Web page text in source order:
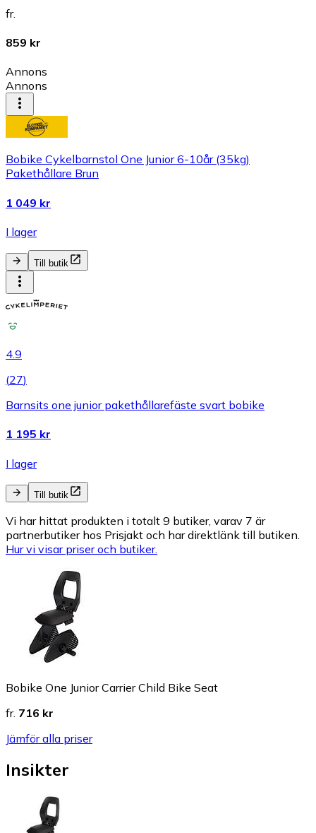
fr.
859 kr
Annons
Annons
Bobike Cykelbarnstol One Junior 6-10år (35kg)
Pakethållare Brun
1 049 kr
I lager
Till butik
4.9
(27)
Barnsits one junior pakethållarefäste svart bobike
1 195 kr
I lager
Till butik
Vi har hittat produkten i totalt 9 butiker, varav 7 är
partnerbutiker hos Prisjakt och har direktlänk till butiken.
Hur vi visar priser och butiker.
Bobike One Junior Carrier Child Bike Seat
fr. 716 kr
Jämför alla priser
Insikter